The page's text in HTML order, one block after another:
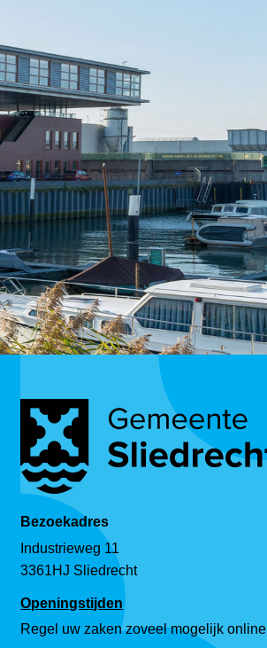
Bezoekadres
Industrieweg 11
3361HJ Sliedrecht
Openingstijden
Regel uw zaken zoveel mogelijk online